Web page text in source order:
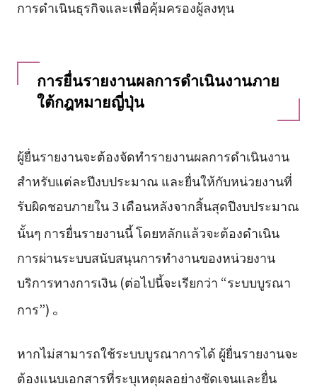
การดำเนินธุรกิจและเพื่อคุ้มครองผู้ลงทุน
การยื่นรายงานผลการดำเนินงานภาย
ใต้กฎหมายญี่ปุ่น
ผู้ยื่นรายงานจะต้องจัดทำรายงานผลการดำเนินงาน
สำหรับแต่ละปีงบประมาณ และยื่นให้กับหน่วยงานที่
รับผิดชอบภายใน 3 เดือนหลังจากสิ้นสุดปีงบประมาณ
นั้นๆ การยื่นรายงานนี้ โดยหลักแล้วจะต้องดำเนิน
การผ่านระบบสนับสนุนการทำงานของหน่วยงาน
บริการทางการเงิน (ต่อไปนี้จะเรียกว่า “ระบบบูรณา
การ”) 。
หากไม่สามารถใช้ระบบบูรณาการได้ ผู้ยื่นรายงานจะ
ต้องแนบเอกสารที่ระบุเหตุผลอย่างชัดเจนและยื่น